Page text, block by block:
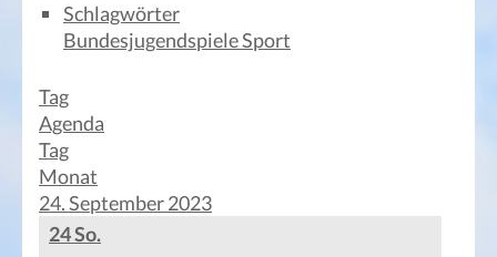
Schlagwörter
BundesjugendspieleSport
Tag
Agenda
Tag
Monat
24. September 2023
24So.